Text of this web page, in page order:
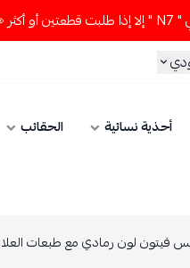
أحذية نسائية الحقائب
فيتون لون رمادي مع طبعات